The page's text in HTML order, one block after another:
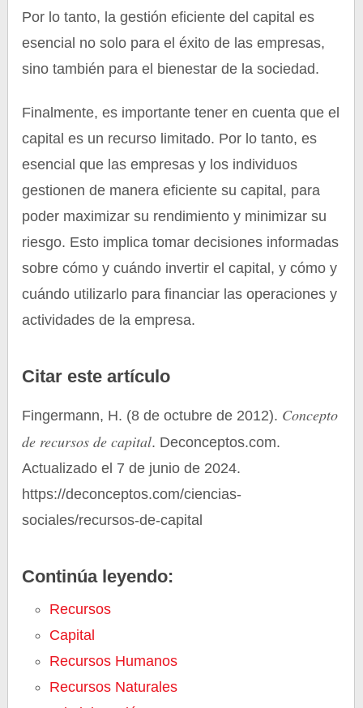
Por lo tanto, la gestión eficiente del capital es
esencial no solo para el éxito de las empresas,
sino también para el bienestar de la sociedad.
Finalmente, es importante tener en cuenta que el
capital es un recurso limitado. Por lo tanto, es
esencial que las empresas y los individuos
gestionen de manera eficiente su capital, para
poder maximizar su rendimiento y minimizar su
riesgo. Esto implica tomar decisiones informadas
sobre cómo y cuándo invertir el capital, y cómo y
cuándo utilizarlo para financiar las operaciones y
actividades de la empresa.
Citar este artículo
Fingermann, H. (8 de octubre de 2012). Concepto
de recursos de capital. Deconceptos.com.
Actualizado el 7 de junio de 2024.
https://deconceptos.com/ciencias-
sociales/recursos-de-capital
Continúa leyendo:
Recursos
Capital
Recursos Humanos
Recursos Naturales